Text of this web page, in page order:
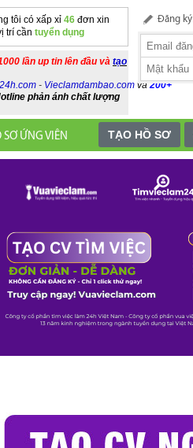
tôi có xấp xỉ 46 đơn xin
trí cần tuyển dụng
lần up tin lên đầu và tạo
- Vieclamdambao.com và 200+
phản ánh chất lượng
Đăng ký
SƠ ỨNG VIÊN TẠO HỒ SƠ